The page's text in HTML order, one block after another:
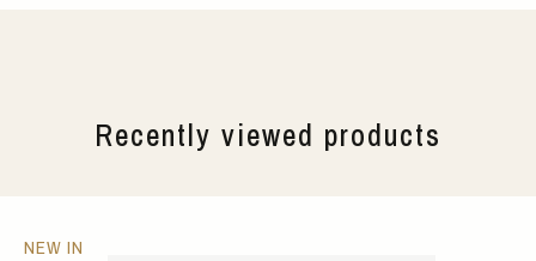
Recently viewed products
NEW IN